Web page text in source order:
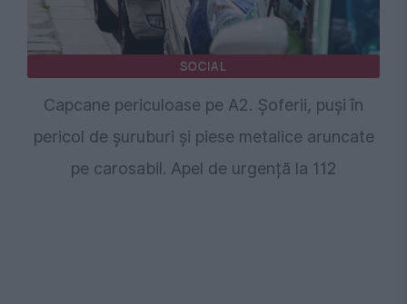
SOCIAL
Capcane periculoase pe A2. Șoferii, puși în
pericol de șuruburi și piese metalice aruncate
pe carosabil. Apel de urgență la 112